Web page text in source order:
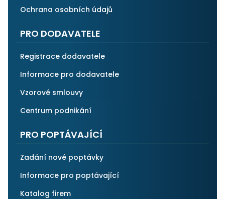
Ochrana osobních údajů
PRO DODAVATELE
Registrace dodavatele
Informace pro dodavatele
Vzorové smlouvy
Centrum podnikání
PRO POPTÁVAJÍCÍ
Zadání nové poptávky
Informace pro poptávající
Katalog firem